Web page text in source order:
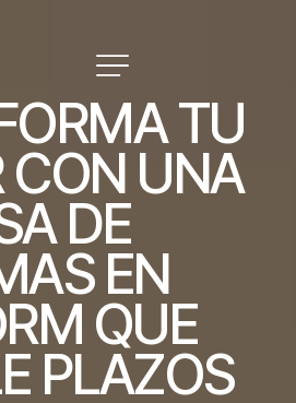
ORMATU
CON UNA
A DE
AS EN
RM QUE
E PLAZOS